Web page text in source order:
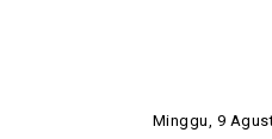
Minggu, 9